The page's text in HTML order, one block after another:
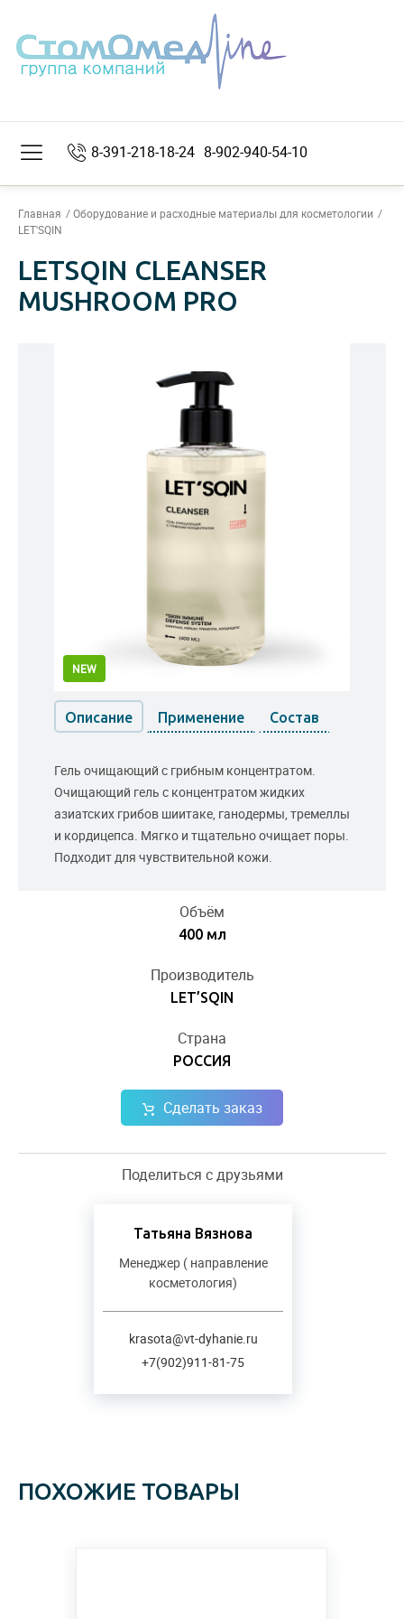
8-391-218-18-24 8-902-940-54-10
Главная
Оборудование и расходные материалы для косметологии
LET'SQIN
LETSQIN CLEANSER
MUSHROOM PRO
Объём
400 мл
Производитель
LET’SQIN
Страна
РОССИЯ
Сделать заказ
Поделиться с друзьями
Татьяна Вязнова
Менеджер ( направление
косметология)
krasota@vt-dyhanie.ru
+7(902)911-81-75
NEW
Описание Применение Состав
Гель очищающий с грибным концентратом.
Очищающий гель с концентратом жидких
азиатских грибов шиитаке, ганодермы, тремеллы
и кордицепса. Мягко и тщательно очищает поры.
Подходит для чувствительной кожи.
ПОХОЖИЕ ТОВАРЫ